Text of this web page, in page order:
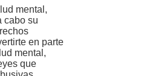
mental,
cabo su
en parte
mental,
que